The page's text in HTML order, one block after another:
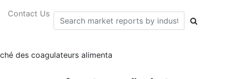
Contact Us
des coagulateurs alimenta